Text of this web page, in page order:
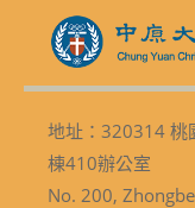
地址：320314 桃
棟410辦公室
No. 200,